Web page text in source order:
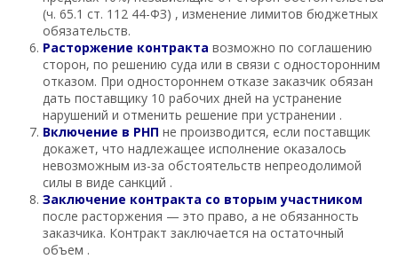
(ч. 65.1 ст. 112 44-ФЗ) , изменение лимитов бюджетных
обязательств.
Расторжение контракта возможно по соглашению
сторон, по решению суда или в связи с односторонним
отказом. При одностороннем отказе заказчик обязан
дать поставщику 10 рабочих дней на устранение
нарушений и отменить решение при устранении .
Включение в РНП не производится, если поставщик
докажет, что надлежащее исполнение оказалось
невозможным из-за обстоятельств непреодолимой
силы в виде санкций .
Заключение контракта со вторым участником
после расторжения — это право, а не обязанность
заказчика. Контракт заключается на остаточный
объем .